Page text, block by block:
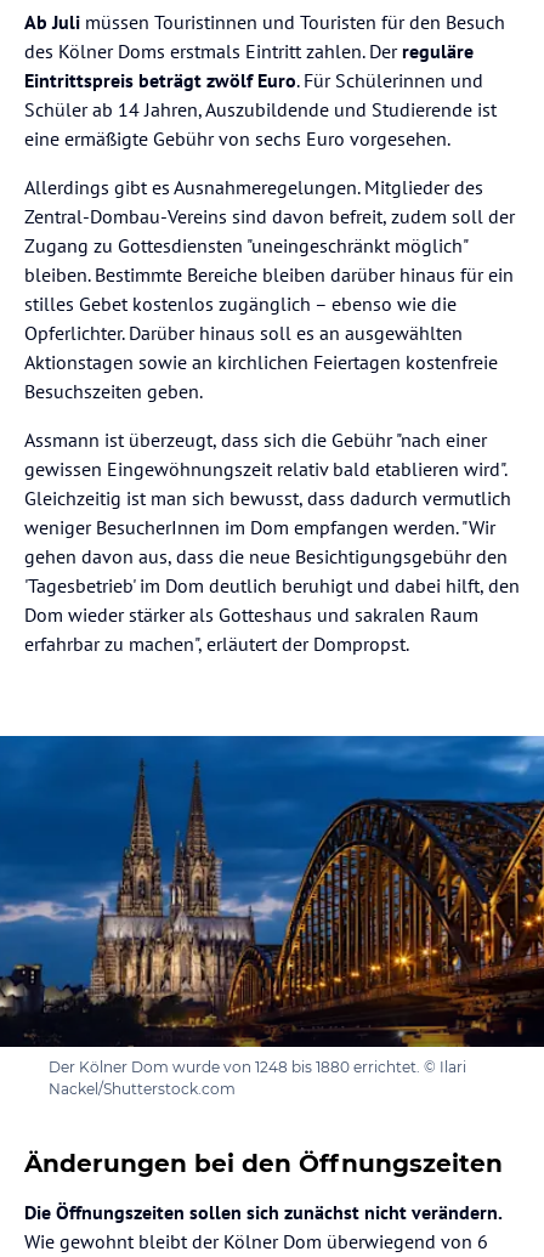
Ab Juli müssen Touristinnen und Touristen für den Besuch
des Kölner Doms erstmals Eintritt zahlen. Derreguläre
Eintrittspreis beträgt zwölf Euro. Für Schülerinnen und
Schüler ab 14 Jahren, Auszubildende und Studierende ist
eine ermäßigte Gebühr von sechs Euro vorgesehen.
Allerdings gibt es Ausnahmeregelungen. Mitglieder des
Zentral-Dombau-Vereins sind davon befreit, zudem soll der
Zugang zu Gottesdiensten "uneingeschränkt möglich"
bleiben. Bestimmte Bereiche bleiben darüber hinaus für ein
stilles Gebet kostenlos zugänglich – ebenso wie die
Opferlichter. Darüber hinaus soll es an ausgewählten
Aktionstagen sowie an kirchlichen Feiertagen kostenfreie
Besuchszeiten geben.
Assmann ist überzeugt, dass sich die Gebühr "nach einer
gewissen Eingewöhnungszeit relativ bald etablieren wird".
Gleichzeitig ist man sich bewusst, dass dadurch vermutlich
weniger BesucherInnen im Dom empfangen werden. "Wir
gehen davon aus, dass die neue Besichtigungsgebühr den
'Tagesbetrieb' im Dom deutlich beruhigt und dabei hilft, den
Dom wieder stärker als Gotteshaus und sakralen Raum
erfahrbar zu machen", erläutert der Dompropst.
Der Kölner Dom wurde von 1248 bis 1880 errichtet. © Ilari
Nackel/Shutterstock.com
Änderungen bei den Öffnungszeiten
Die Öffnungszeiten sollen sich zunächst nicht verändern.
Wie gewohnt bleibt der Kölner Dom überwiegend von 6